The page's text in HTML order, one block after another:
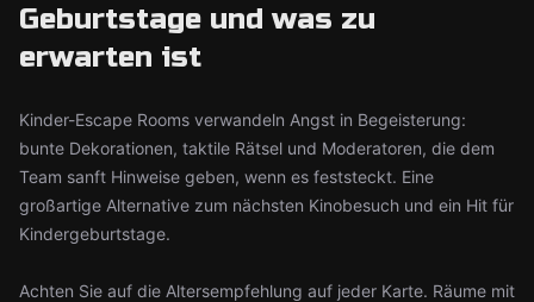
Geburtstage und was zu
erwarten ist
Kinder-Escape Rooms verwandeln Angst in Begeisterung:
bunte Dekorationen, taktile Rätsel und Moderatoren, die dem
Team sanft Hinweise geben, wenn es feststeckt. Eine
großartige Alternative zum nächsten Kinobesuch und ein Hit für
Kindergeburtstage.
Achten Sie auf die Altersempfehlung auf jeder Karte. Räume mit